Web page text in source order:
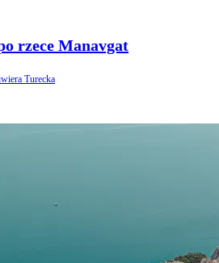
rzece Manavgat
Turecka